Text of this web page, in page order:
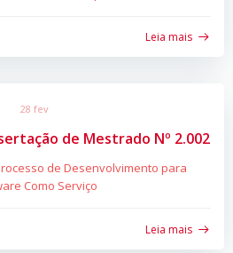
Leia mais
28 fev
de Mestrado Nº 2.002
de Desenvolvimento para
Como Serviço
Leia mais